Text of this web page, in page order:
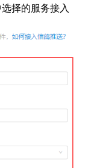
择的服务接入